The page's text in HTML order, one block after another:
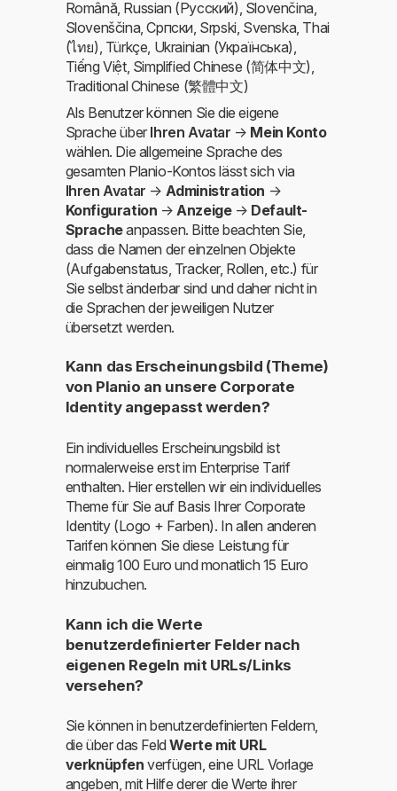
Română, Russian (Русский), Slovenčina,
Slovenščina, Српски, Srpski, Svenska, Thai
(ไทย), Türkçe, Ukrainian (Українська),
Tiếng Việt, Simplified Chinese (简体中文),
Traditional Chinese (繁體中文)
Als Benutzer können Sie die eigene
Sprache über Ihren Avatar → Mein Konto
wählen. Die allgemeine Sprache des
gesamten Planio-Kontos lässt sich via
Ihren Avatar → Administration →
Konfiguration → Anzeige→ Default-
Spracheanpassen. Bitte beachten Sie,
dass die Namen der einzelnen Objekte
(Aufgabenstatus, Tracker, Rollen, etc.) für
Sie selbst änderbar sind und daher nicht in
die Sprachen der jeweiligen Nutzer
übersetzt werden.
Kann das Erscheinungsbild (Theme)
von Planio an unsere Corporate
Identity angepasst werden?
Ein individuelles Erscheinungsbild ist
normalerweise erst im Enterprise Tarif
enthalten. Hier erstellen wir ein individuelles
Theme für Sie auf Basis Ihrer Corporate
Identity (Logo + Farben). In allen anderen
Tarifen können Sie diese Leistung für
einmalig 100 Euro und monatlich 15 Euro
hinzubuchen.
Kann ich die Werte
benutzerdefinierter Felder nach
eigenen Regeln mit URLs/Links
versehen?
Sie können in benutzerdefinierten Feldern,
die über das FeldWerte mit URL
verknüpfen verfügen, eine URL Vorlage
angeben, mit Hilfe derer die Werte ihrer